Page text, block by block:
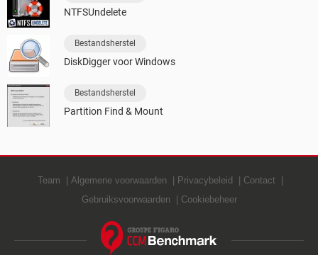
NTFSUndelete
Bestandsherstel
DiskDigger voor Windows
Bestandsherstel
Partition Find & Mount
Team Algemene voorwaarden Privacybeleid
Contact
Gebruiksvoorwaarden
Cookiebeheer